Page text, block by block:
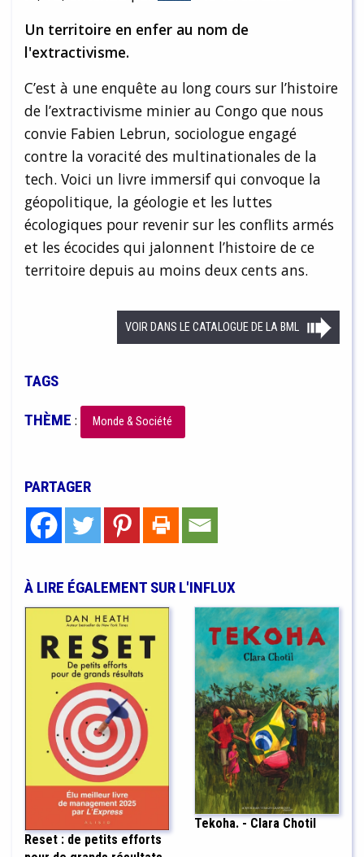
Un territoire en enfer au nom de
l'extractivisme.
C’est à une enquête au long cours sur l’histoire
de l’extractivisme minier au Congo que nous
convie Fabien Lebrun, sociologue engagé
contre la voracité des multinationales de la
tech. Voici un livre immersif qui convoque la
géopolitique, la géologie et les luttes
écologiques pour revenir sur les conflits armés
et les écocides qui jalonnent l’histoire de ce
territoire depuis au moins deux cents ans.
VOIR DANS LE CATALOGUE DE LA BML
TAGS
THÈME : Monde & Société
PARTAGER
À LIRE ÉGALEMENT SUR L'INFLUX
Reset : de petits efforts
Tekoha. - Clara Chotil